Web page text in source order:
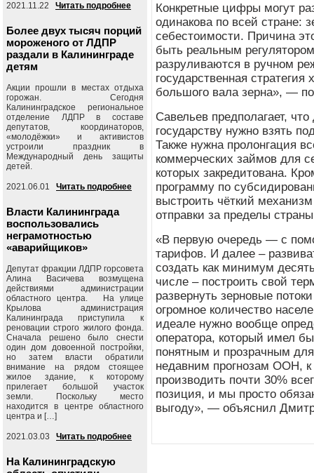
Конкретные цифры могут
одинакова по всей стране:
себестоимости. Причина
быть реальным
разруливаются в ручном
государственная
большого вала зерна», —
Савельев предполагает,
государству нужно взять
Также нужна пролонгация
коммерческих займов для
которых закредитована.
программу по
выстроить чёткий
отправки за пределы
«В первую очередь — с
тарифов. И далее –
создать как минимум
числе – построить свой
развернуть зерновые
огромное количество
идеале нужно вообще
оператора, который имел
понятным и прозрачным
недавним прогнозам ООН, к
производить почти 30%
позиция, и мы просто
выгоду», — объяснил
2021.11.22 Читать подробнее
Более двух тысяч порций
мороженого от ЛДПР
раздали в Калининграде
детям
Акции прошли в местах отдыха
горожан. Сегодня
Калининградское региональное
отделение ЛДПР в составе
депутатов, координаторов,
«молодёжки» и активистов
устроили праздник в
Международный день защиты
детей.
2021.06.01 Читать подробнее
Власти Калининграда
воспользовались
неграмотностью
«аварийщиков»
Депутат фракции ЛДПР горсовета
Алина Васичева возмущена
действиями администрации
областного центра. На улице
Крылова администрация
Калининграда приступила к
реновации строго жилого фонда.
Сначала решено было снести
один дом довоенной постройки,
но затем власти обратили
внимание на рядом стоящее
жилое здание, к которому
прилегает большой участок
земли. Поскольку место
находится в центре областного
центра и […]
2021.03.03 Читать подробнее
На Калининградскую